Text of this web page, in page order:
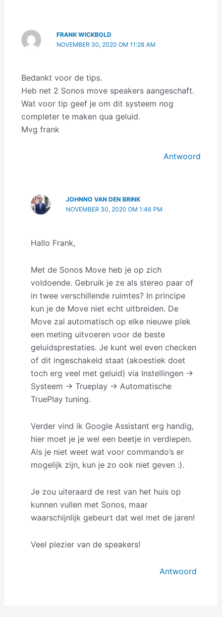
FRANK WICKBOLD
NOVEMBER 30, 2020 OM 11:28 AM
Bedankt voor de tips.
Heb net 2 Sonos move speakers aangeschaft.
Wat voor tip geef je om dit systeem nog
completer te maken qua geluid.
Mvg frank
Antwoord
JOHNNO VAN DEN BRINK
NOVEMBER 30, 2020 OM 1:46 PM
Hallo Frank,
Met de Sonos Move heb je op zich
voldoende. Gebruik je ze als stereo paar of
in twee verschillende ruimtes? In principe
kun je de Move niet echt uitbreiden. De
Move zal automatisch op elke nieuwe plek
een meting uitvoeren voor de beste
geluidsprestaties. Je kunt wel even checken
of dit ingeschakeld staat (akoestiek doet
toch erg veel met geluid) via Instellingen ->
Systeem -> Trueplay -> Automatische
TruePlay tuning.
Verder vind ik Google Assistant erg handig,
hier moet je je wel een beetje in verdiepen.
Als je niet weet wat voor commando’s er
mogelijk zijn, kun je zo ook niet geven :).
Je zou uiteraard de rest van het huis op
kunnen vullen met Sonos, maar
waarschijnlijk gebeurt dat wel met de jaren!
Veel plezier van de speakers!
Antwoord